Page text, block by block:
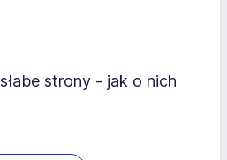
strony - jak o nich